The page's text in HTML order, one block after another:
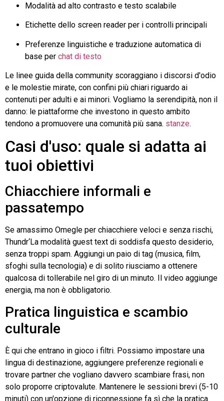
Modalità ad alto contrasto e testo scalabile
Etichette dello screen reader per i controlli principali
Preferenze linguistiche e traduzione automatica di
base per chat di testo
Le linee guida della community scoraggiano i discorsi d'odio
e le molestie mirate, con confini più chiari riguardo ai
contenuti per adulti e ai minori. Vogliamo la serendipità, non il
danno: le piattaforme che investono in questo ambito
tendono a promuovere una comunità più sana. stanze.
Casi d'uso: quale si adatta ai
tuoi obiettivi
Chiacchiere informali e
passatempo
Se amassimo Omegle per chiacchiere veloci e senza rischi,
Thundr‘La modalità guest text di soddisfa questo desiderio,
senza troppi spam. Aggiungi un paio di tag (musica, film,
sfoghi sulla tecnologia) e di solito riusciamo a ottenere
qualcosa di tollerabile nel giro di un minuto. Il video aggiunge
energia, ma non è obbligatorio.
Pratica linguistica e scambio
culturale
È qui che entrano in gioco i filtri. Possiamo impostare una
lingua di destinazione, aggiungere preferenze regionali e
trovare partner che vogliano davvero scambiare frasi, non
solo proporre criptovalute. Mantenere le sessioni brevi (5-10
minuti) con un'opzione di riconnessione fa sì che la pratica